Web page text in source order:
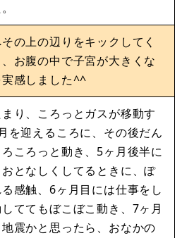
の上の辺りをキックしてく
お腹の中で子宮が大きくな
感しました^^
り、ころっとガスが移動す
を迎えるころに、その後だん
ころっと動き、5ヶ月後半に
となしくしてるときに、ぽ
感触、6ヶ月目には仕事をし
ててもぼこぼこ動き、7ヶ月
震かと思ったら、おなかの